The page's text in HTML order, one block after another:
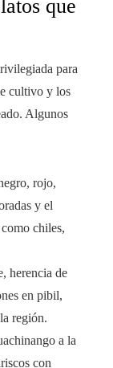
que
para
cultivo y los
Algunos
rojo,
y el
chiles,
herencia de
en pibil,
región.
a la
con